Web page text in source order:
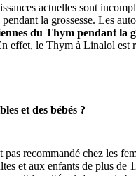
actuelles sont
la grossesse. Les
du Thym pendant la
effet, le Thym à Linalol est
et des bébés ?
recommandé chez les
et aux enfants de plus de